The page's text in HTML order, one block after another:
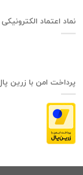
نماد اعتماد الکترونیکی
پرداخت امن با زرین پال